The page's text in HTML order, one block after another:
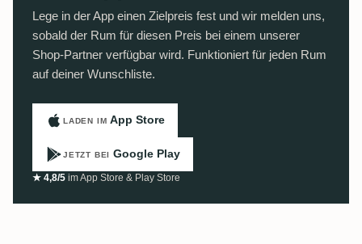
Lege in der App einen Zielpreis fest und wir melden uns,
sobald der Rum für diesen Preis bei einem unserer
Shop-Partner verfügbar wird. Funktioniert für jeden Rum
auf deiner Wunschliste.
LADEN IM App Store
JETZT BEI Google Play
★ 4,8/5 im App Store & Play Store